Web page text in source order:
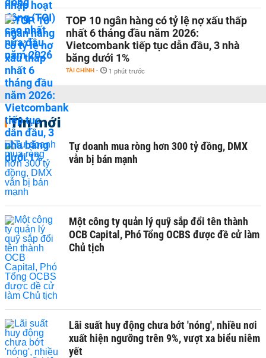
TOP 10 ngân hàng có tỷ lệ nợ xấu thấp
nhất 6 tháng đầu năm 2026:
Vietcombank tiếp tục dẫn đầu, 3 nhà
băng dưới 1%
TÀI CHÍNH - 1 phút trước
Tin mới
Tự doanh mua ròng hơn 300 tỷ đồng, DMX
vẫn bị bán mạnh
Một công ty quản lý quỹ sắp đổi tên thành
OCB Capital, Phó Tổng OCBS được đề cử làm
Chủ tịch
Lãi suất huy động chưa bớt 'nóng', nhiều nơi
xuất hiện ngưỡng trên 9%, vượt xa biểu niêm
yết